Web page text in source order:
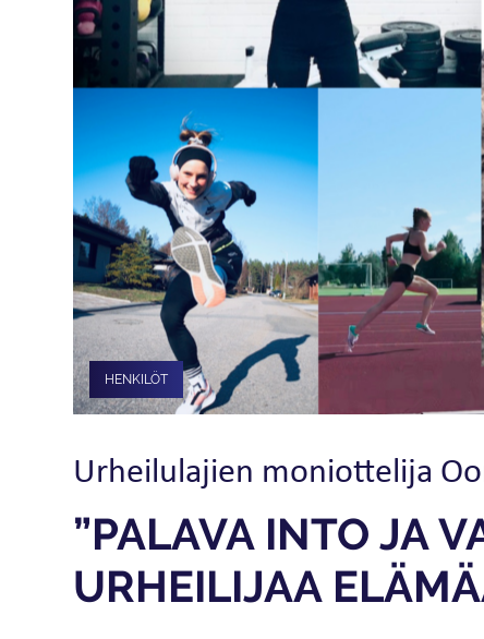
HENKILÖT
Urheilulajien moniottelija
”PALAVA INTO JA
URHEILIJAA